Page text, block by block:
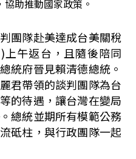
助推動國家政策。
團隊赴美達成台美關稅
) 上午返台，且隨後陪同
統府晉見賴清德總統。
君帶領的談判團隊為台
的待遇，讓台灣在變局
總統並期所有模範公務
砥柱，與行政團隊一起